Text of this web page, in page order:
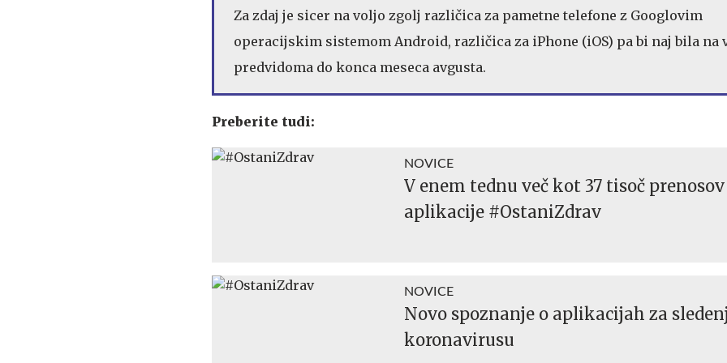
Za zdaj je sicer na voljo zgolj različica za pametne telefone z Googlovim
operacijskim sistemom Android, različica za iPhone (iOS) pa bi naj bila na
predvidoma do konca meseca avgusta.
Preberite tudi:
NOVICE
V enem tednu več kot 37 tisoč prenosov
aplikacije #OstaniZdrav
NOVICE
Novo spoznanje o aplikacijah za
koronavirusu